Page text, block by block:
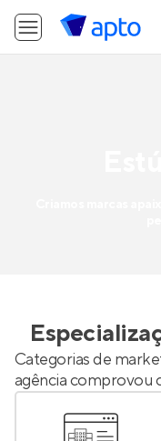
Categorias de
agência comprovou